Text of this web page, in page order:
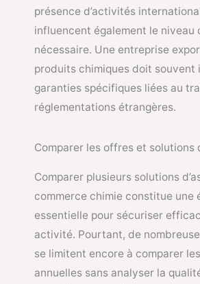
présence d’activités
influencent également le niveau
nécessaire. Une entreprise
produits chimiques doit souvent
garanties spécifiques liées au
réglementations étrangères.
Comparer les offres et solutions
Comparer plusieurs solutions
commerce chimie constitue une
essentielle pour sécuriser
activité. Pourtant, de
se limitent encore à comparer
annuelles sans analyser la